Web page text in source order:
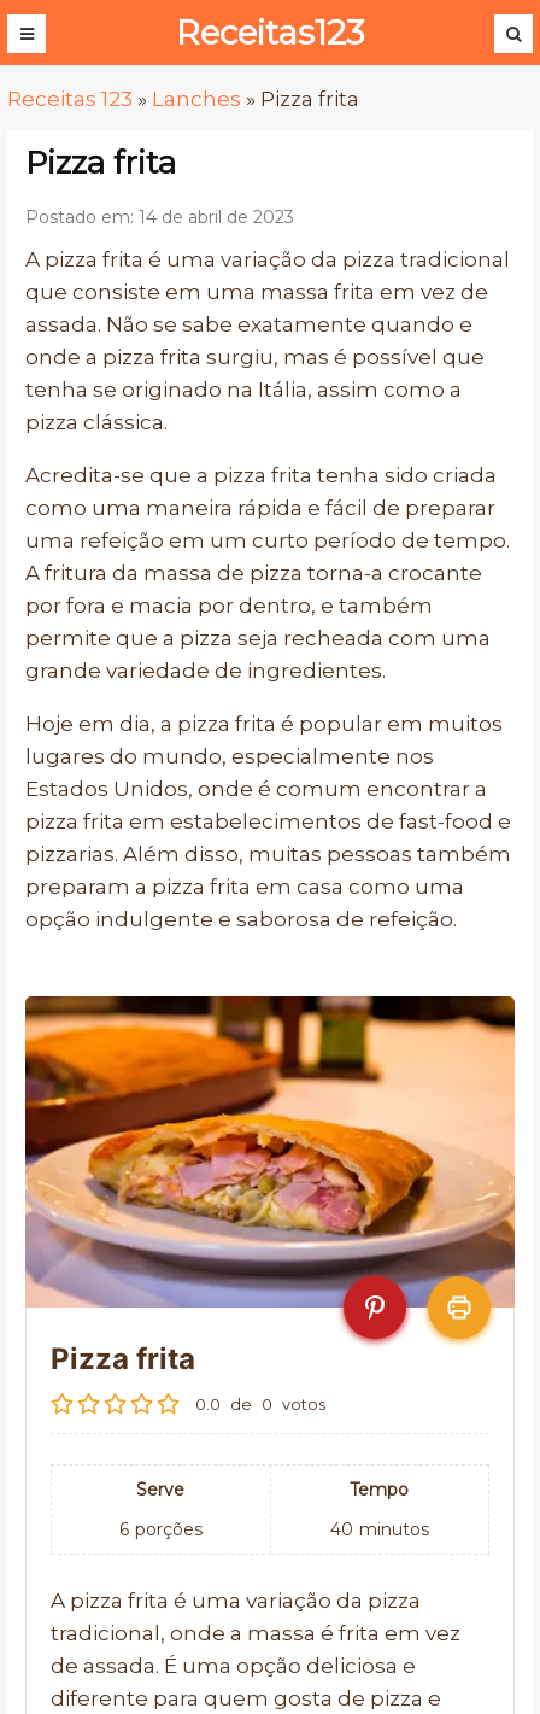
Receitas123
Receitas 123 » Lanches » Pizza frita
Pizza frita
Postado em: 14 de abril de 2023
A pizza frita é uma variação da pizza tradicional
que consiste em uma massa frita em vez de
assada. Não se sabe exatamente quando e
onde a pizza frita surgiu, mas é possível que
tenha se originado na Itália, assim como a
pizza clássica.
Acredita-se que a pizza frita tenha sido criada
como uma maneira rápida e fácil de preparar
uma refeição em um curto período de tempo.
A fritura da massa de pizza torna-a crocante
por fora e macia por dentro, e também
permite que a pizza seja recheada com uma
grande variedade de ingredientes.
Hoje em dia, a pizza frita é popular em muitos
lugares do mundo, especialmente nos
Estados Unidos, onde é comum encontrar a
pizza frita em estabelecimentos de fast-food e
pizzarias. Além disso, muitas pessoas também
preparam a pizza frita em casa como uma
opção indulgente e saborosa de refeição.
Pizza frita
0.0 de 0 votos
Serve
6 porções
Tempo
40 minutos
A pizza frita é uma variação da pizza
tradicional, onde a massa é frita em vez
de assada. É uma opção deliciosa e
diferente para quem gosta de pizza e